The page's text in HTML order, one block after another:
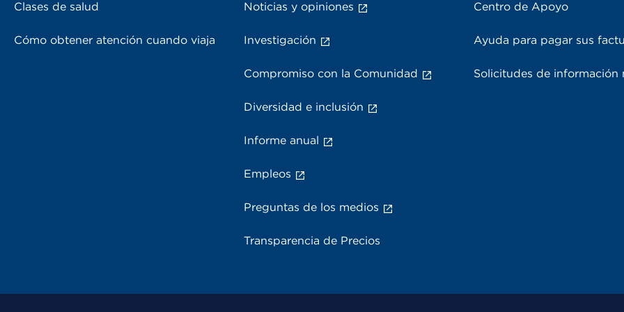
Clases de salud
Cómo obtener atención cuando viaja
Noticias y opiniones
Investigación
Compromiso con la Comunidad
Diversidad e inclusión
Informe anual
Empleos
Preguntas de los medios
Transparencia de Precios
Centro de Apoyo
Ayuda para pagar sus
Solicitudes de información